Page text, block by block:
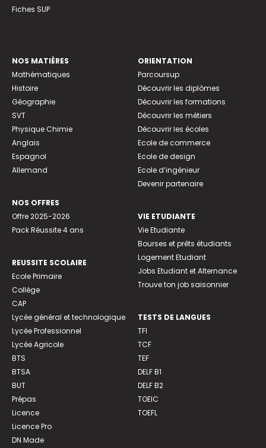
Fiches SUP
NOS MATIÈRES
Mathématiques
Histoire
Géographie
SVT
Physique Chimie
Anglais
Espagnol
Allemand
NOS OFFRES
Offre 2025-2026
Pack Réussite 4 ans
REUSSITE SCOLAIRE
Ecole Primaire
Collège
CAP
Lycée général et technologique
Lycée Professionnel
Lycée Agricole
BTS
BTSA
BUT
Prépas
Licence
Licence Pro
DN Made
ORIENTATION
Parcoursup
Découvrir les diplômes
Découvrir les formations
Découvrir les métiers
Découvrir les écoles
Ecole de commerce
Ecole de design
Ecole d’ingénieur
Devenir partenaire
VIE ETUDIANTE
Vie Etudiante
Bourses et prêts étudiants
Logement Etudiant
Jobs Etudiant et Alternance
Trouve ton job saisonnier
TESTS DE LANGUES
TFI
TCF
TEF
DELF B1
DELF B2
TOEIC
TOEFL